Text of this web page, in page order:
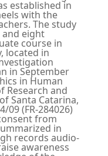
established in
with the
The study
eight
course in
located in
in September
in Human
Research and
Santa Catarina,
09 (FR-284026)
from
in
records audio-
awareness